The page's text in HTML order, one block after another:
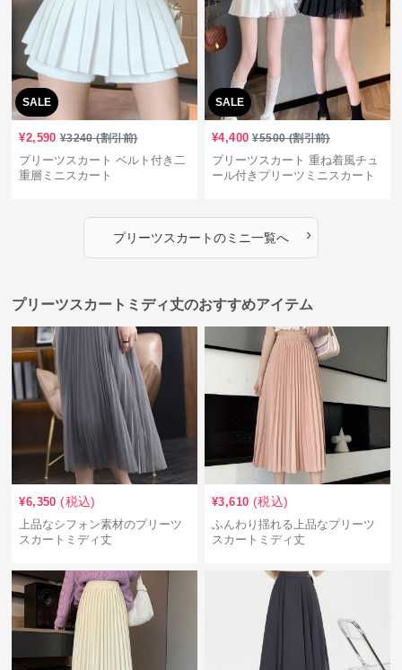
SALE
¥2,590 ¥3240(割引前)
プリーツスカート ベルト付き二
重層ミニスカート
SALE
¥4,400 ¥5500(割引前)
プリーツスカート 重ね着風チュ
ール付きプリーツミニスカート
プリーツスカートのミニ一覧へ ›
プリーツスカートミディ丈のおすすめアイテム
¥6,350 (税込)
上品なシフォン素材のプリーツ
スカートミディ丈
¥3,610 (税込)
ふんわり揺れる上品なプリーツ
スカートミディ丈